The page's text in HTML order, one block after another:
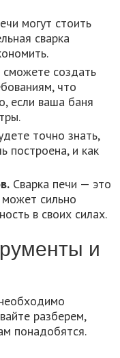
могут стоить
сварка
создать
что
если ваша баня
точно знать,
построена, и как
Сварка печи — это
сильно
в своих силах.
и
разберем,
понадобятся.